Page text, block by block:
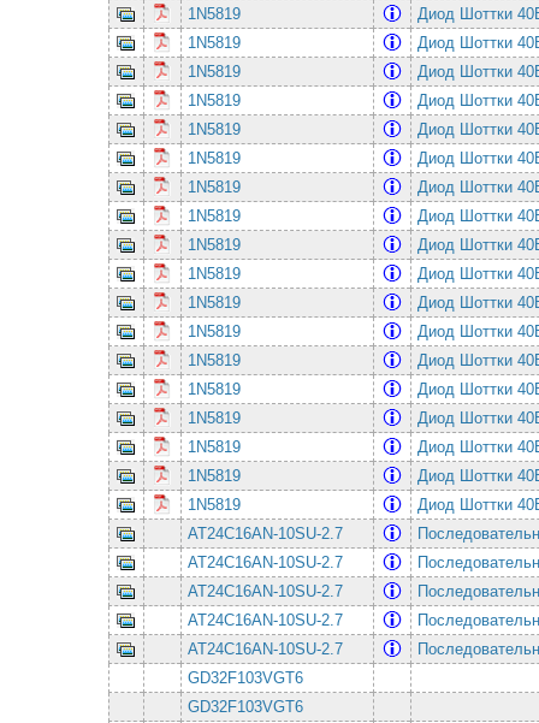
1N5819
Диод Шоттки
1N5819
Диод Шоттки
1N5819
Диод Шоттки
1N5819
Диод Шоттки
1N5819
Диод Шоттки
1N5819
Диод Шоттки
1N5819
Диод Шоттки
1N5819
Диод Шоттки
1N5819
Диод Шоттки
1N5819
Диод Шоттки
1N5819
Диод Шоттки
1N5819
Диод Шоттки
1N5819
Диод Шоттки
1N5819
Диод Шоттки
1N5819
Диод Шоттки
1N5819
Диод Шоттки
1N5819
Диод Шоттки
1N5819
Диод Шоттки
AT24C16AN-10SU-2.7
AT24C16AN-10SU-2.7
AT24C16AN-10SU-2.7
AT24C16AN-10SU-2.7
AT24C16AN-10SU-2.7
GD32F103VGT6
GD32F103VGT6